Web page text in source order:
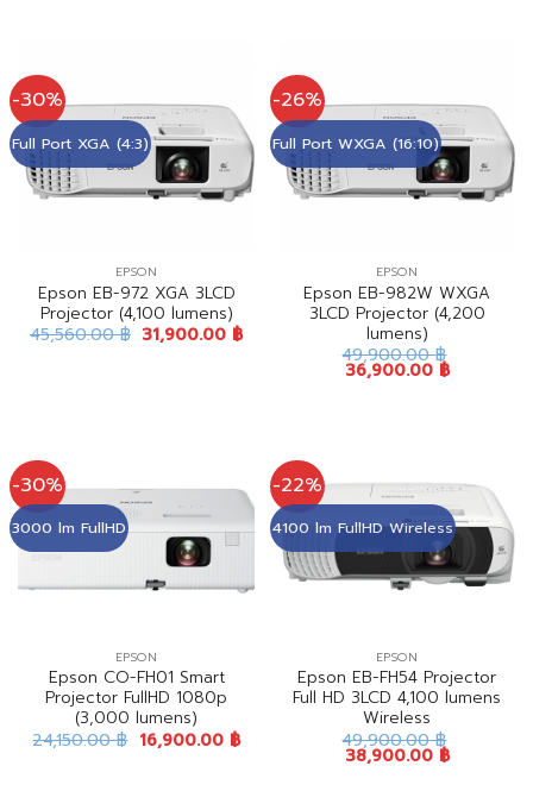
-30%
Full Port XGA (4:3)
EPSON
Epson EB-972 XGA 3LCD
Projector (4,100 lumens)
45,560.00฿ 31,900.00 ฿
-26%
Full Port WXGA (16:10)
EPSON
Epson EB-982W WXGA
3LCD Projector (4,200
lumens)
49,900.00฿
36,900.00 ฿
-30%
3000 lm FullHD
EPSON
Epson CO-FH01 Smart
Projector FullHD 1080p
(3,000 lumens)
24,150.00฿ 16,900.00 ฿
-22%
4100 lm FullHD Wireless
EPSON
Epson EB-FH54 Projector
Full HD 3LCD 4,100 lumens
Wireless
49,900.00฿
38,900.00 ฿